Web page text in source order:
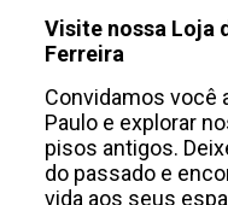
Visite nossa Loja
Ferreira
Convidamos você
Paulo e explorar
pisos antigos.
do passado e
vida aos seus